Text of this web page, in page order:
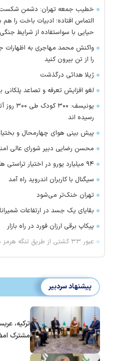
خطیب جمعه تهران: دشمن شکست
التماس افتاده؛ ادبیات باخت را
حیایی با سواستفاده از شرایط
واکنش محمد مهاجری به اظهارات
را از تن بیرون کنید
ژیلا هدائی درگذشت
لغو افزایش تعرفه و تصاعد
رسیده اند
پیش بینی هوای چهارمحال و
محسن رضایی دبیر شورای عالی
۹۴ میلیارد یورو در اختیار تراستی ها
سیگنال با کاربران اندروید راه آمد
تهران خنک‌تر می‌شود
بقایای یک جسد در ارتفاعات
پیکاپ برقی ارزان فورد در راه بازار
عبور ۳۳ کشتی از طریق تنگه هرمز در یک هفته
پیشنهاد سردبیر
ترکیه،
مشترک